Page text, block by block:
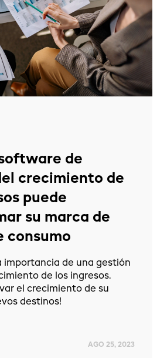
de
crecimiento de
puede
su marca de
consumo
importancia de una gestión
de los ingresos.
el crecimiento de su
destinos!
AGO 25, 2023